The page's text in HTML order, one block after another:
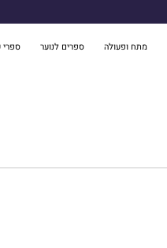
מתח ופעולה ספרים לנוער ספרי